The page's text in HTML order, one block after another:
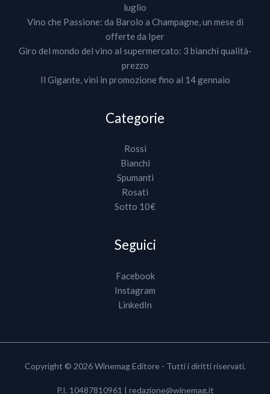
luglio
Vino che Passione: da Barolo a Champagne, un mese di
offerte da Iper
Giro del mondo del vino al supermercato: 3 bianchi qualità-
prezzo
Il Gigante, vini in promozione fino al 14 gennaio
Categorie
Rossi
Bianchi
Spumanti
Rosati
Sotto 10€
Seguici
Facebook
Instagram
LinkedIn
Copyright © 2026 Winemag Editore - Tutti i diritti riservati.
P.I. 10487810961 | redazione@winemag.it